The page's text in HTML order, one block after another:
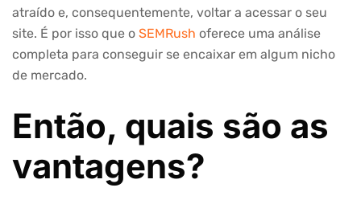
atraído e, consequentemente, voltar a acessar o seu
site. É por isso que o SEMRush oferece uma análise
completa para conseguir se encaixar em algum nicho
de mercado.
Então, quais são as
vantagens?